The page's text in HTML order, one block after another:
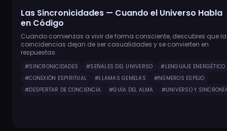
Las Sincronicidades — Cuando el Universo Habla
en Código
Cuando comienzas a vivir de forma consciente, descubres que
coincidencias dejan de ser casualidades y se convierten en
respuestas.
#SINCRONICIDADES #SEÑALES DEL UNIVERSO
#LENGUAJE ENERGÉTICO
#CONEXIÓN ESPIRITUAL
#LLAMAS GEMELAS
#NÚMEROS ESPEJO
#DESPERTAR DE CONCIENCIA
#GUÍA DEL ALMA #UNIVERSO Y